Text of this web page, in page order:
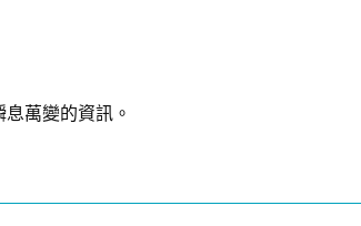
萬變的資訊。